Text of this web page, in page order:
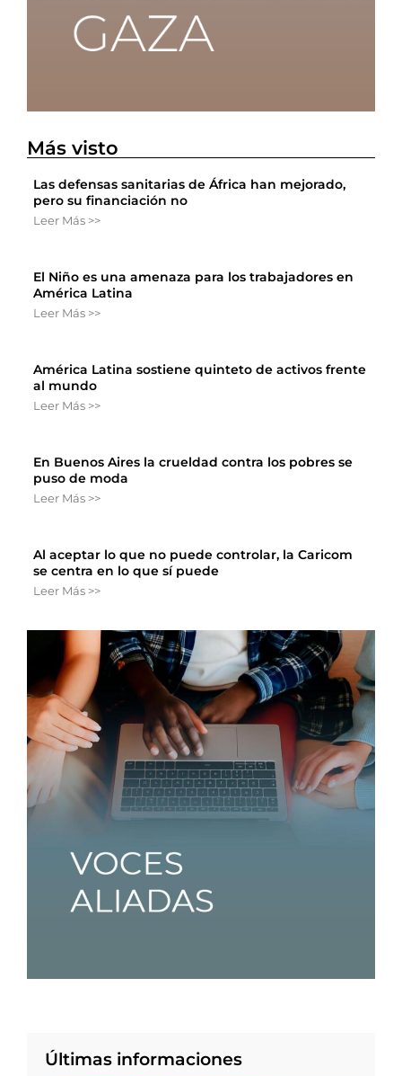
Más visto
Las defensas sanitarias de África han mejorado,
pero su financiación no
Leer Más >>
El Niño es una amenaza para los trabajadores en
América Latina
Leer Más >>
América Latina sostiene quinteto de activos frente
al mundo
Leer Más >>
En Buenos Aires la crueldad contra los pobres se
puso de moda
Leer Más >>
Al aceptar lo que no puede controlar, la Caricom
se centra en lo que sí puede
Leer Más >>
Últimas informaciones